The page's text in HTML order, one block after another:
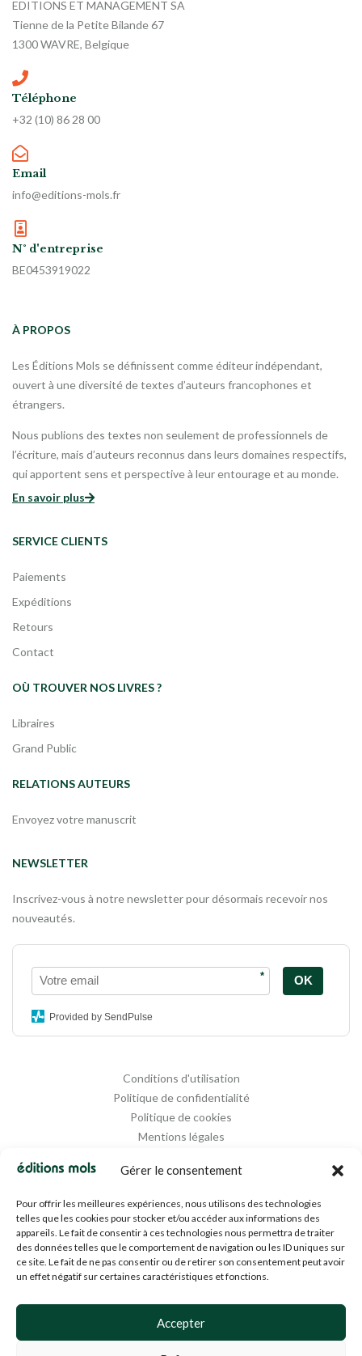
Gérer le consentement
Pour offrir les meilleures expériences, nous utilisons des technologies
telles que les cookies pour stocker et/ou accéder aux informations des
appareils. Le fait de consentir à ces technologies nous permettra de traiter
des données telles que le comportement de navigation ou les ID uniques sur
ce site. Le fait de ne pas consentir ou de retirer son consentement peut avoir
un effet négatif sur certaines caractéristiques et fonctions.
Accepter
EDITIONS ET MANAGEMENT SA
Tienne de la Petite Bilande 67
1300 WAVRE, Belgique
Téléphone
+32 (10) 86 28 00
Email
info@editions-mols.fr
N° d'entreprise
BE0453919022
À PROPOS
Les Éditions Mols se définissent comme éditeur indépendant,
ouvert à une diversité de textes d’auteurs francophones et
étrangers.
Nous publions des textes non seulement de professionnels de
l’écriture, mais d’auteurs reconnus dans leurs domaines respectifs,
qui apportent sens et perspective à leur entourage et au monde.
En savoir plus
SERVICE CLIENTS
Paiements
Expéditions
Retours
Contact
OÙ TROUVER NOS LIVRES ?
Libraires
Grand Public
RELATIONS AUTEURS
Envoyez votre manuscrit
NEWSLETTER
Inscrivez-vous à notre newsletter pour désormais recevoir nos
nouveautés.
* OK
Provided by SendPulse
Conditions d'utilisation
Politique de confidentialité
Politique de cookies
Mentions légales
Agence Media 112